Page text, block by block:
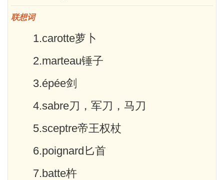
联想词
1.carotte萝卜
2.marteau锤子
3.épée剑
4.sabre刀，军刀，马刀
5.sceptre帝王权杖
6.poignard匕首
7.batte杵